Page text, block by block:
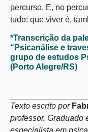
percurso. E, no
tudo: que viver é,
*Transcrição da
“Psicanálise e
grupo de estudos
(Porto Alegre/RS)
Texto escrito por
professor. Graduado